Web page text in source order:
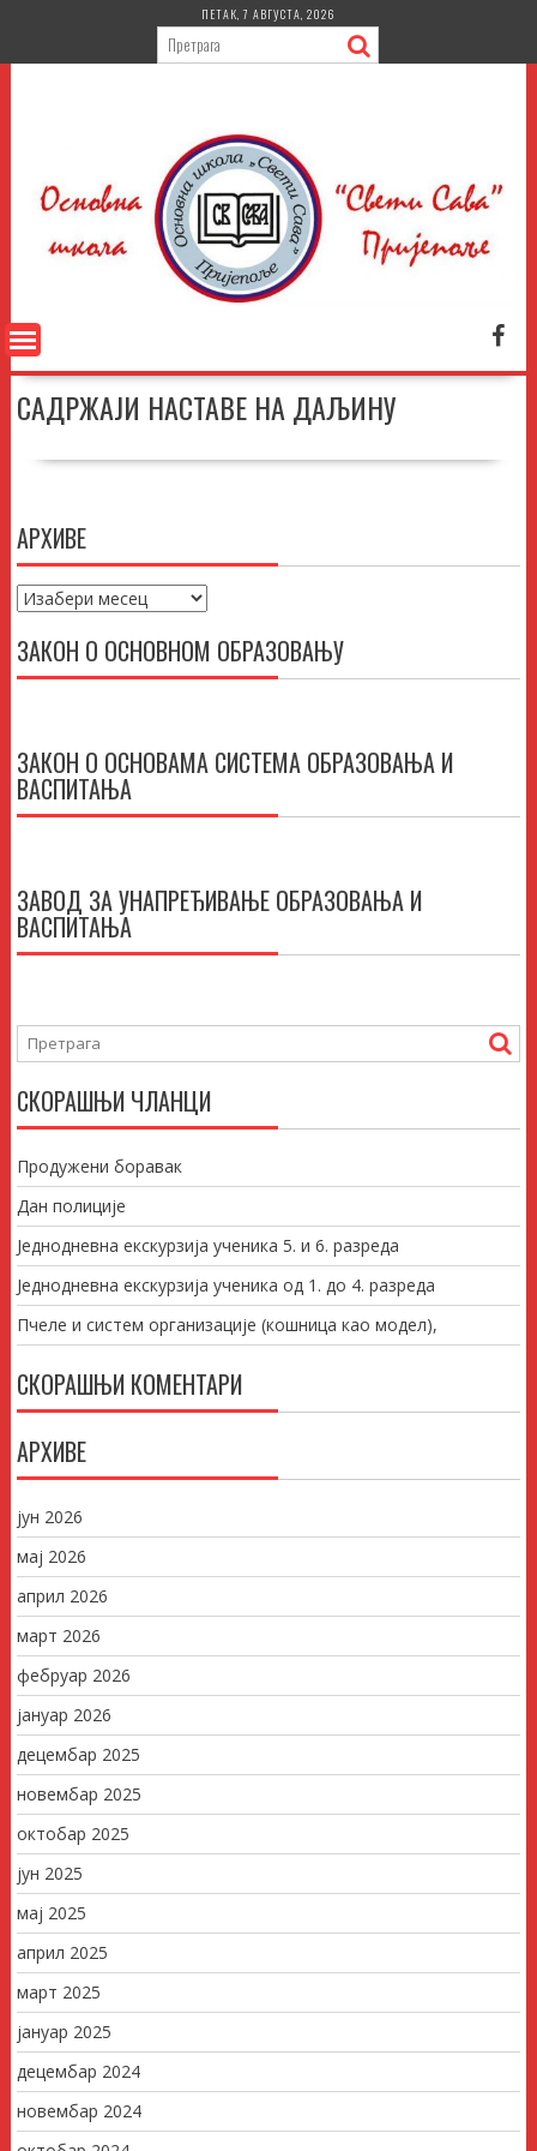
content
ПЕТАК, 7 АВГУСТА, 2026
САДРЖАЈИ НАСТАВЕ НА ДАЉИНУ
АРХИВЕ
Архиве
ЗАКОН О ОСНОВНОМ ОБРАЗОВАЊУ
ЗАКОН О ОСНОВАМА СИСТЕМА ОБРАЗОВАЊА И
ВАСПИТАЊА
ЗАВОД ЗА УНАПРЕЂИВАЊЕ ОБРАЗОВАЊА И
ВАСПИТАЊА
СКОРАШЊИ ЧЛАНЦИ
Продужени боравак
Дан полиције
Једнодневна екскурзија ученика 5. и 6. разреда
Једнодневна екскурзија ученика од 1. до 4. разреда
Пчеле и систем организације (кошница као модел),
СКОРАШЊИ КОМЕНТАРИ
АРХИВЕ
јун 2026
мај 2026
април 2026
март 2026
фебруар 2026
јануар 2026
децембар 2025
новембар 2025
октобар 2025
јун 2025
мај 2025
април 2025
март 2025
јануар 2025
децембар 2024
новембар 2024